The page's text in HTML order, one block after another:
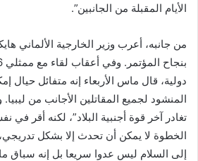
الأيام المقبلة من الجانبين”.
من جانبه، أعرب وزير الخارجية الألماني
دولية، قال ماس الأربعاء إنه متفائل حيال
المنشود لجميع المقاتلين الأجانب من
تغادر آخر قوة أجنبية البلاد”، لكنه أقر
الخطوة لا يمكن أن تحدث إلا بشكل
إلى السلام ليس عدوا سريعا بل إنه سباق